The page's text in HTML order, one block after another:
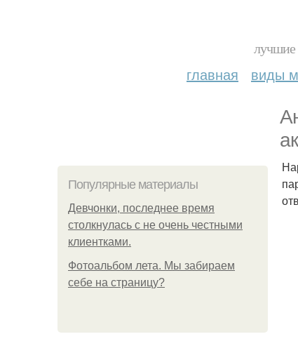
лучшие
главная виды
Популярные материалы
Девчонки, последнее время
столкнулась с не очень честными
клиентками.
Фотоальбом лета. Мы забираем
себе на страницу?